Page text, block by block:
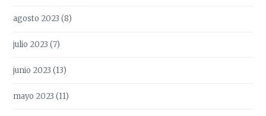
agosto 2023 (8)
julio 2023 (7)
junio 2023 (13)
mayo 2023 (11)